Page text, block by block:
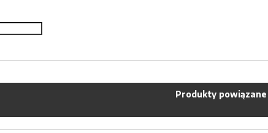
Produkty powiązane